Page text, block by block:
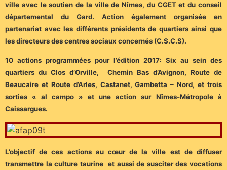
ville avec le soutien de la ville de Nîmes, du CGET et du conseil
départemental du Gard. Action également organisée en
partenariat avec les différents présidents de quartiers ainsi que
les directeurs des centres sociaux concernés (C.S.C.S).
10 actions programmées pour l’édition 2017: Six au sein des
quartiers du Clos d’Orville, Chemin Bas d’Avignon, Route de
Beaucaire et Route d’Arles, Castanet, Gambetta – Nord, et trois
sorties « al campo » et une action sur Nîmes-Métropole à
Caissargues.
L’objectif de ces actions au cœur de la ville est de diffuser
transmettre la culture taurine et aussi de susciter des vocations